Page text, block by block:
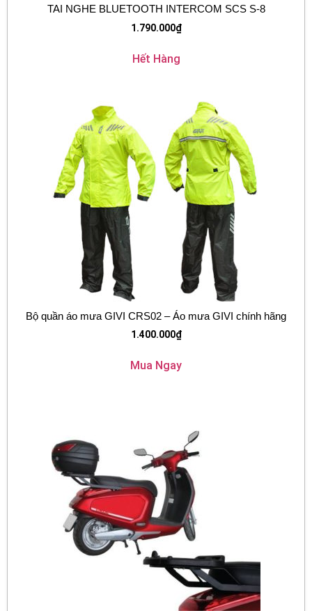
TAI NGHE BLUETOOTH INTERCOM SCS S-8
1.790.000₫
Hết Hàng
Bộ quần áo mưa GIVI CRS02 – Áo mưa GIVI chính hãng
1.400.000₫
Mua Ngay